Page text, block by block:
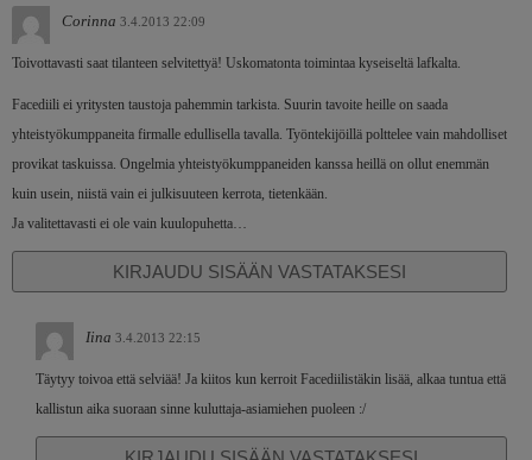
Corinna 3.4.2013 22:09
Toivottavasti saat tilanteen selvitettyä! Uskomatonta toimintaa kyseiseltä lafkalta.
Facediili ei yritysten taustoja pahemmin tarkista. Suurin tavoite heille on saada
yhteistyökumppaneita firmalle edullisella tavalla. Työntekijöillä polttelee vain mahdolliset
provikat taskuissa. Ongelmia yhteistyökumppaneiden kanssa heillä on ollut enemmän
kuin usein, niistä vain ei julkisuuteen kerrota, tietenkään.
Ja valitettavasti ei ole vain kuulopuhetta…
KIRJAUDU SISÄÄN VASTATAKSESI
Iina 3.4.2013 22:15
Täytyy toivoa että selviää! Ja kiitos kun kerroit Facediilistäkin lisää, alkaa tuntua että
kallistun aika suoraan sinne kuluttaja-asiamiehen puoleen :/